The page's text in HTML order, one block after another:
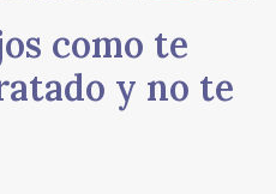
como te
y no te